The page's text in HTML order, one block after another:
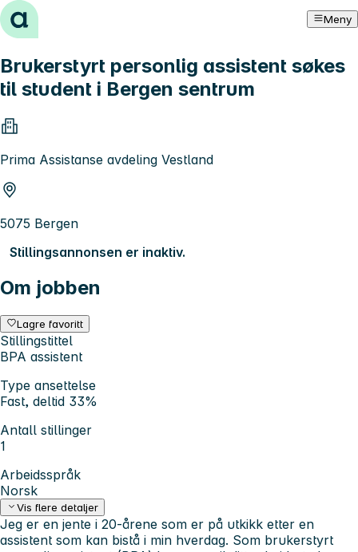
Hopp til innhold Meny
Brukerstyrt personlig assistent søkes
til student i Bergen sentrum
Prima Assistanse avdeling Vestland
5075 Bergen
Stillingsannonsen er inaktiv.
Om jobben
Lagre favoritt
Stillingstittel
BPA assistent
Type ansettelse
Fast, deltid 33%
Antall stillinger
1
Arbeidsspråk
Norsk
Vis flere detaljer
Jeg er en jente i 20-årene som er på utkikk etter en
assistent som kan bistå i min hverdag. Som brukerstyrt